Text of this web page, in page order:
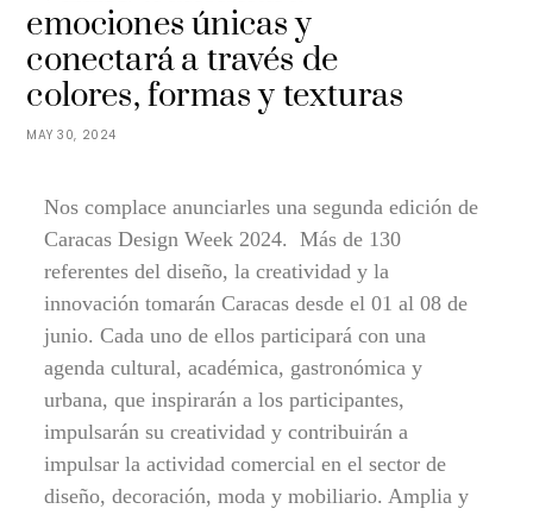
MAY 30, 2024
emociones únicas y
conectará a través de
colores, formas y texturas
Nos complace anunciarles una segunda edición de
Caracas Design Week 2024. Más de 130
referentes del diseño, la creatividad y la
innovación tomarán Caracas desde el 01 al 08 de
junio. Cada uno de ellos participará con una
agenda cultural, académica, gastronómica y
urbana, que inspirarán a los participantes,
impulsarán su creatividad y contribuirán a
impulsar la actividad comercial en el sector de
diseño, decoración, moda y mobiliario. Amplia y